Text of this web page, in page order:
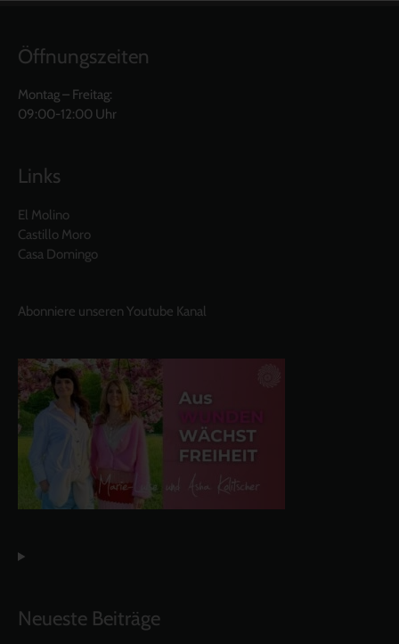
Öffnungszeiten
Montag – Freitag:
09:00-12:00 Uhr
Links
El Molino
Castillo Moro
Casa Domingo
Abonniere unseren Youtube Kanal
Neueste Beiträge